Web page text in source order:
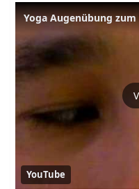
Yoga Augenübung
YouTube